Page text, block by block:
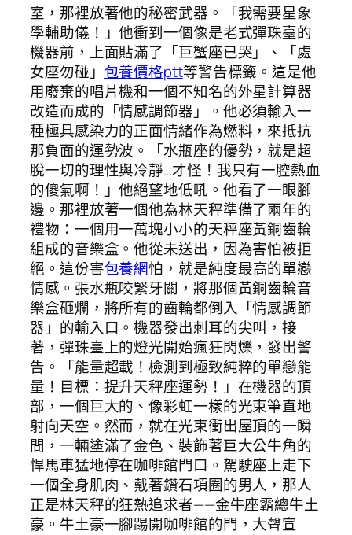
室，那裡放著他的秘密武器。「我需要星象
學輔助儀！」他衝到一個像是老式彈珠臺的
機器前，上面貼滿了「巨蟹座已哭」、「處
女座勿碰」 包養價格ptt等警告標籤。這是他
用廢棄的唱片機和一個不知名的外星計算器
改造而成的「情感調節器」。他必須輸入一
種極具感染力的正面情緒作為燃料，來抵抗
那負面的運勢波。「水瓶座的優勢，就是超
脫一切的理性與冷靜…才怪！我只有一腔熱血
的傻氣啊！」他絕望地低吼。他看了一眼腳
邊。那裡放著一個他為林天秤準備了兩年的
禮物：一個用一萬塊小小的天秤座黃銅齒輪
組成的音樂盒。他從未送出，因為害怕被拒
絕。這份害包養網怕，就是純度最高的單戀
情感。張水瓶咬緊牙關，將那個黃銅齒輪音
樂盒砸爛，將所有的齒輪都倒入「情感調節
器」的輸入口。機器發出刺耳的尖叫，接
著，彈珠臺上的燈光開始瘋狂閃爍，發出警
告。「能量超載！檢測到極致純粹的單戀能
量！目標：提升天秤座運勢！」在機器的頂
部，一個巨大的、像彩虹一樣的光束筆直地
射向天空。然而，就在光束衝出屋頂的一瞬
間，一輛塗滿了金色、裝飾著巨大公牛角的
悍馬車猛地停在咖啡館門口。駕駛座上走下
一個全身肌肉、戴著鑽石項圈的男人，那人
正是林天秤的狂熱追求者——金牛座霸總牛土
豪。牛土豪一腳踢開咖啡館的門，大聲宣